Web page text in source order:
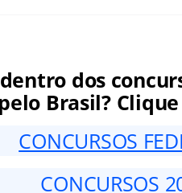
dos
Brasil?
CONCURSOS
CONCURSOS